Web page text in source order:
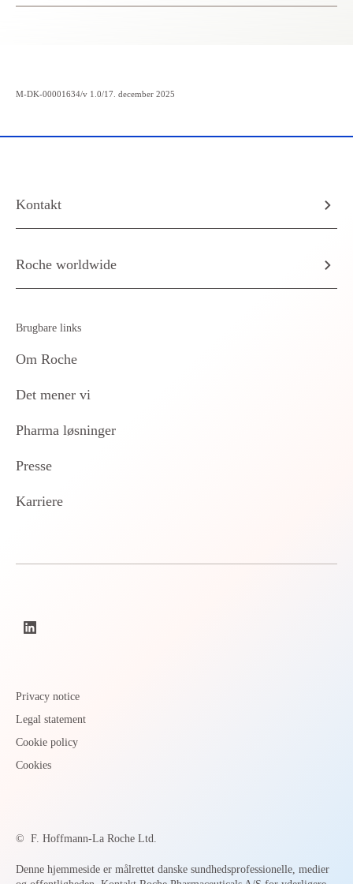
M-DK-00001634/v 1.0/17. december 2025
Kontakt
Roche worldwide
Brugbare links
Om Roche
Det mener vi
Pharma løsninger
Presse
Karriere
Privacy notice
Legal statement
Cookie policy
Cookies
© F. Hoffmann-La Roche Ltd.
Denne hjemmeside er målrettet danske sundhedsprofessionelle, medier